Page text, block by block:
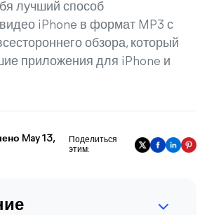
лучший способ
iPhone в формат MP3 с
обзора, который
приложения для iPhone и
May 13,
Поделиться
этим: